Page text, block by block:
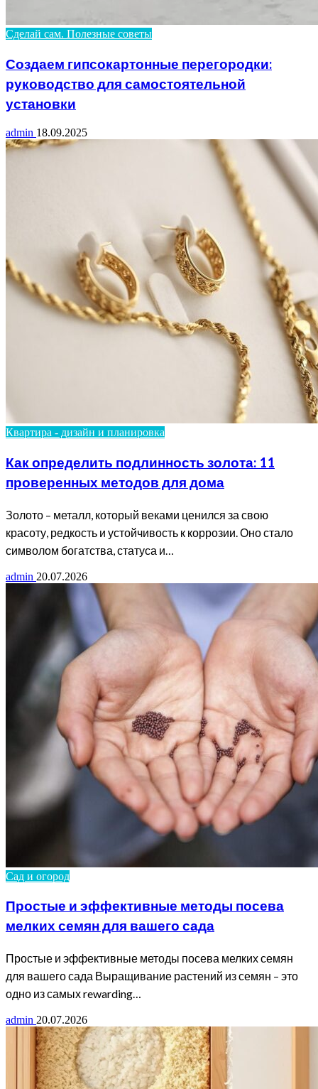
Сделай сам. Полезные советы
Создаем гипсокартонные перегородки:
руководство для самостоятельной
установки
admin 18.09.2025
Квартира - дизайн и планировка
Как определить подлинность золота: 11
проверенных методов для дома
Золото – металл, который веками ценился за свою
красоту, редкость и устойчивость к коррозии. Оно стало
символом богатства, статуса и…
admin 20.07.2026
Сад и огород
Простые и эффективные методы посева
мелких семян для вашего сада
Простые и эффективные методы посева мелких семян
для вашего сада Выращивание растений из семян – это
одно из самых rewarding…
admin 20.07.2026